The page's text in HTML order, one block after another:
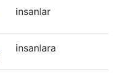
insanlar
insanlara